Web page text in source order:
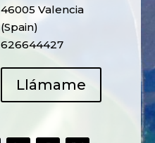
46005 Valencia
(Spain)
626644427
Llámame